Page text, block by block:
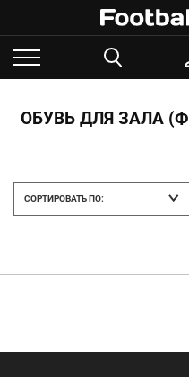
ОБУВЬ ДЛЯ ЗАЛА
СОРТИРОВАТЬ ПО: